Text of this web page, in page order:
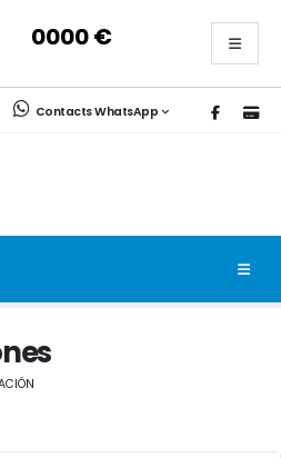
0000€
Contacts WhatsApp